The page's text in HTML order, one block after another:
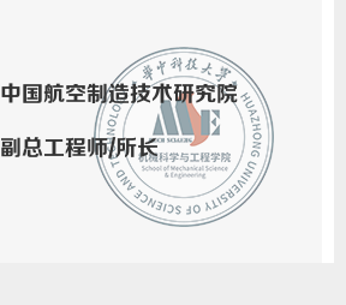
中国航空制造技术研究院
副总工程师/所长